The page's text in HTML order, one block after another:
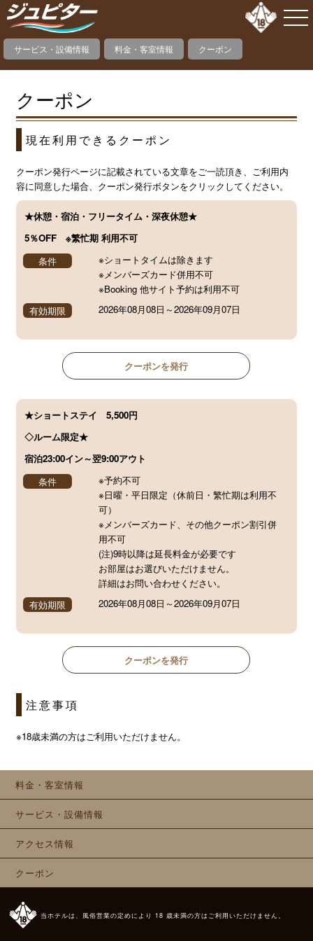
サービス・設備情報 料金・客室情報 クーポン
クーポン
現在利用できるクーポン
クーポン発行ページに記載されている文章をご一読頂き、ご利用内
容に同意した場合、クーポン発行ボタンをクリックしてください。
★休憩・宿泊・フリータイム・深夜休憩★
5％OFF　※繁忙期 利用不可
条件
※ショートタイムは除きます
※メンバーズカード併用不可
※Booking 他サイト予約は利用不可
有効期限
2026年08月08日 ～2026年09月07日
クーポンを発行
★ショートステイ 5,500円
◇ルーム限定★
宿泊23:00イン～翌9:00アウト
条件
※予約不可
※日曜・平日限定（休前日・繁忙期は利用不
可）
※メンバーズカード、その他クーポン割引併
用不可
(注)9時以降は延長料金が必要です
お部屋はお選びいただけません。
詳細はお問い合わせください。
有効期限
2026年08月08日 ～2026年09月07日
クーポンを発行
注意事項
※18歳未満の方はご利用いただけません。
料金・客室情報
サービス・設備情報
アクセス情報
クーポン
当ホテルは、風俗営業の定めにより 18 歳未満の方はご利用いただけません。